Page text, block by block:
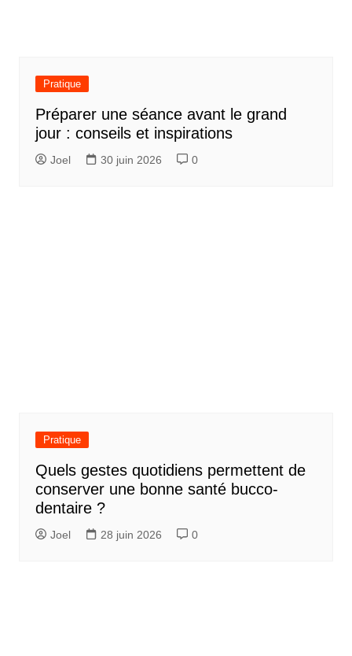
Pratique
Préparer une séance avant le grand
jour : conseils et inspirations
Joel 30 juin 2026 0
Pratique
Quels gestes quotidiens permettent de
conserver une bonne santé bucco-
dentaire ?
Joel 28 juin 2026 0